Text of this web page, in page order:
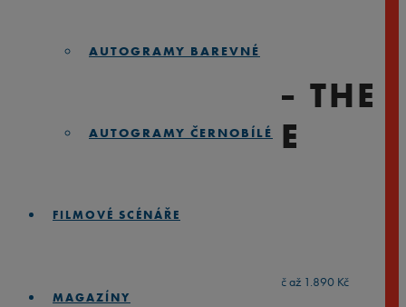
AUTOGRAMY BAREVNÉ
AUTOGRAMY ČERNOBÍLÉ
FILMOVÉ SCÉNÁŘE
MAGAZÍNY
JAMES BOND – THE
MAN WITH THE
(1974)
Rozpětí cen: 890 Kč až 1.890 Kč